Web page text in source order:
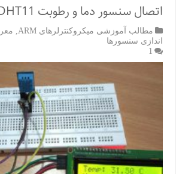
اتصال سنسور دما و رطوبت DHT11 به STM32
مطالب آموزشی میکروکنترلرهای ARM
اندازی سنسورها
1